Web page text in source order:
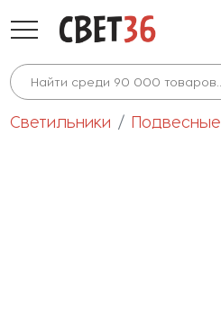
Светильники Подвесные